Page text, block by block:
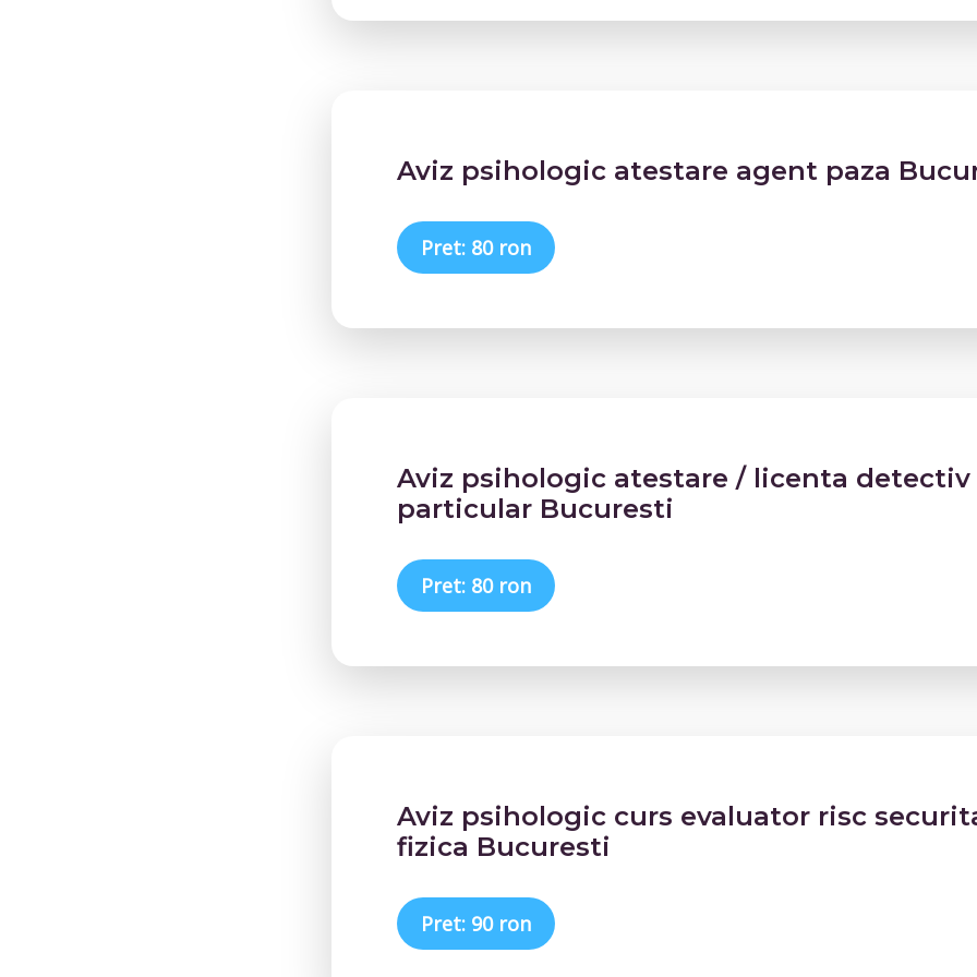
Aviz psihologic atestare agent paza
Pret: 80 ron
Aviz psihologic atestare / licenta detectiv
particular Bucuresti
Pret: 80 ron
Aviz psihologic curs evaluator risc
fizica Bucuresti
Pret: 90 ron